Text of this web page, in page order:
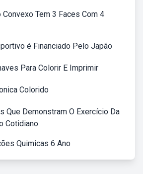
Tem 3 Faces Com 4
é Financiado Pelo Japão
Para Colorir E Imprimir
Colorido
Que Demonstram O Exercício Da
Cotidiano
Quimicas 6 Ano